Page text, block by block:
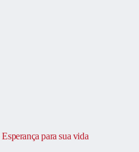
para sua vida